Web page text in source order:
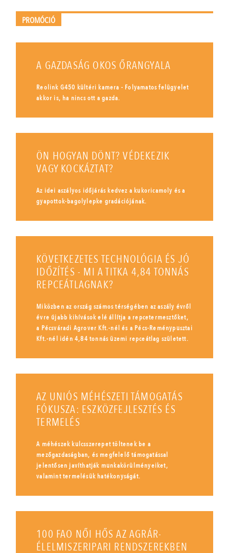
PROMÓCIÓ
A GAZDASÁG OKOS ŐRANGYALA
Reolink G450 kültéri kamera - Folyamatos felügyelet
akkor is, ha nincs ott a gazda.
ÖN HOGYAN DÖNT? VÉDEKEZIK
VAGY KOCKÁZTAT?
Az idei aszályos időjárás kedvez a kukoricamoly és a
gyapottok-bagolylepke gradációjának.
KÖVETKEZETES TECHNOLÓGIA ÉS JÓ
IDŐZÍTÉS - MI A TITKA 4,84 TONNÁS
REPCEÁTLAGNAK?
Miközben az ország számos térségében az aszály évről
évre újabb kihívások elé állítja a repcetermesztőket,
a Pécsváradi Agrover Kft.-nél és a Pécs-Reménypusztai
Kft.-nél idén 4,84 tonnás üzemi repceátlag született.
AZ UNIÓS MÉHÉSZETI TÁMOGATÁS
FÓKUSZA: ESZKÖZFEJLESZTÉS ÉS
TERMELÉS
A méhészek kulcsszerepet töltenek be a
mezőgazdaságban, és megfelelő támogatással
jelentősen javíthatják munkakörülményeiket,
valamint termelésük hatékonyságát.
100 FAO NŐI HŐS AZ AGRÁR-
ÉLELMISZERIPARI RENDSZEREKBEN